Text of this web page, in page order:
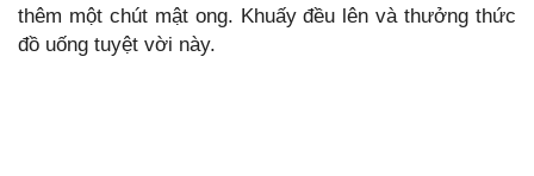
thêm một chút mật ong. Khuấy đều lên và thưởng thức
đồ uống tuyệt vời này.